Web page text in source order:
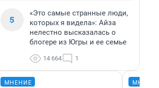
5
«Это самые странные люди,
которых я видела»: Айза
нелестно высказалась о
блогере из Югры и ее семье
14 664 1
МНЕНИЕ